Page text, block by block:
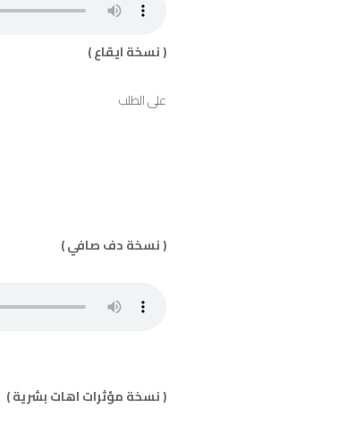
( نسخة ايقاع )
على الطلب
( نسخة دف صافي )
( نسخة مؤثرات اهات بشرية )